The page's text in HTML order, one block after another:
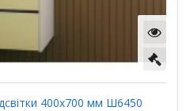
400х700 мм Ш6450